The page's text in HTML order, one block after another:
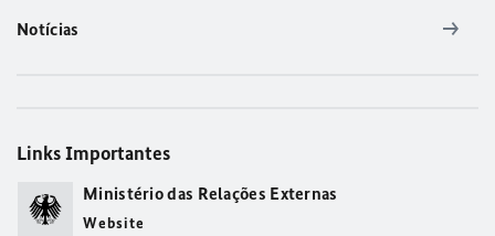
Notícias
Links Importantes
Ministério das Relações Externas
Website